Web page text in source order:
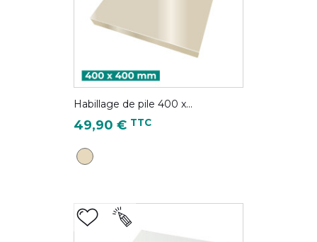
Habillage de pile 400 x...
Prix
49,90 € TTC
Ivoire clair - RAL 1015